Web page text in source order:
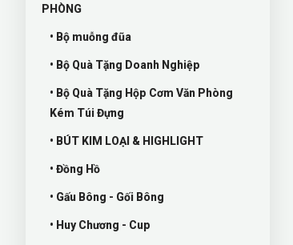
PHÒNG
• Bộ muỗng đũa
• Bộ Quà Tặng Doanh Nghiệp
• Bộ Quà Tặng Hộp Cơm Văn Phòng
Kém Túi Đựng
• BÚT KIM LOẠI & HIGHLIGHT
• Đồng Hồ
• Gấu Bông - Gối Bông
• Huy Chương - Cup